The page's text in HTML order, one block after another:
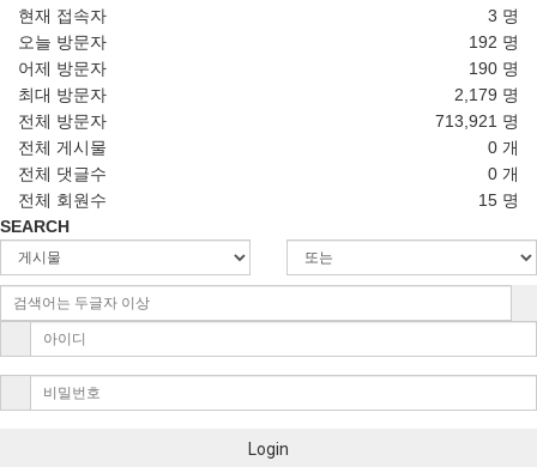
3 명
현재 접속자
192 명
오늘 방문자
190 명
어제 방문자
2,179 명
최대 방문자
713,921 명
전체 방문자
0 개
전체 게시물
0 개
전체 댓글수
15 명
전체 회원수
SEARCH
Login